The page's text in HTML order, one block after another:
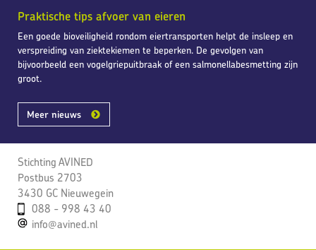
Praktische tips afvoer van eieren
Een goede bioveiligheid rondom eiertransporten helpt de insleep en
verspreiding van ziektekiemen te beperken. De gevolgen van
bijvoorbeeld een vogelgriepuitbraak of een salmonellabesmetting zijn
groot.
Meer nieuws
Stichting AVINED
Postbus 2703
3430 GC Nieuwegein
088 - 998 43 40
info@avined.nl